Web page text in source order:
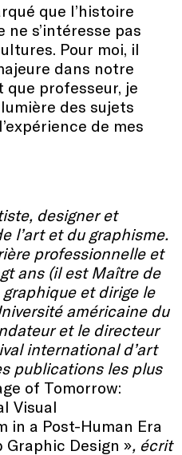
que l’histoire
s’intéresse pas
Pour moi, il
dans notre
que professeur, je
des sujets
de mes
designer et
l’art et du graphisme.
professionnelle et
ans (il est Maître de
et dirige le
américaine du
et le directeur
international d’art
publications les plus
of Tomorrow:
Visual
in a Post-Human Era
Design », écrit